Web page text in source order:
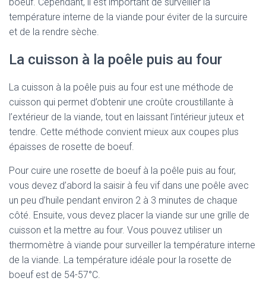
température interne de la viande pour éviter de la surcuire
et de la rendre sèche.
La cuisson à la poêle puis au four
La cuisson à la poêle puis au four est une méthode de
cuisson qui permet d’obtenir une croûte croustillante à
l’extérieur de la viande, tout en laissant l’intérieur juteux et
tendre. Cette méthode convient mieux aux coupes plus
épaisses de rosette de boeuf.
Pour cuire une rosette de boeuf à la poêle puis au four,
vous devez d’abord la saisir à feu vif dans une poêle avec
un peu d’huile pendant environ 2 à 3 minutes de chaque
côté. Ensuite, vous devez placer la viande sur une grille de
cuisson et la mettre au four. Vous pouvez utiliser un
thermomètre à viande pour surveiller la température interne
de la viande. La température idéale pour la rosette de
boeuf est de 54-57°C.